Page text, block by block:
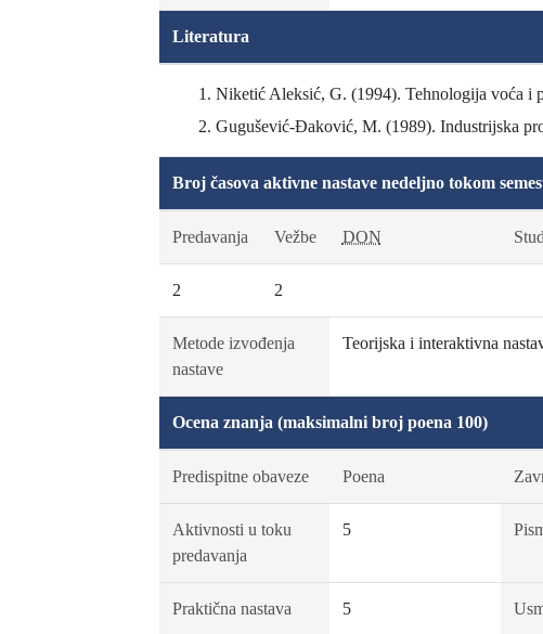
Literatura
Niketić Aleksić, G. (1994). Tehnologija voća i
Gugušević-Đaković, M. (1989). Industrijska
Broj časova aktivne nastave nedeljno tokom
Predavanja Vežbe DON
2 2
Metode izvođenja
nastave
Teorijska i interaktivna
Ocena znanja (maksimalni broj poena 100)
Predispitne obaveze Poena
Aktivnosti u toku
predavanja
5
Praktična nastava 5